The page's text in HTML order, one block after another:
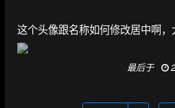
这个头像跟名称如何修改居中啊，
最后于